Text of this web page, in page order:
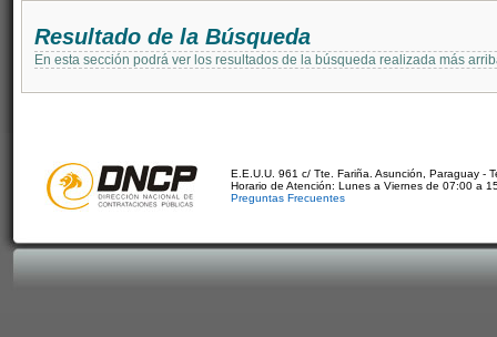
Resultado de la Búsqueda
En esta sección podrá ver los resultados de la búsqueda realizada más
E.E.U.U. 961 c/ Tte. Fariña. Asunción, Paraguay -
Horario de Atención: Lunes a Viernes de 07:00 a
Preguntas Frecuentes